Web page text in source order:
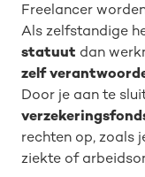
Freelancer
Als zelfstandige
statuut dan
zelf
Door je aan te
rechten op, zoals
ziekte of